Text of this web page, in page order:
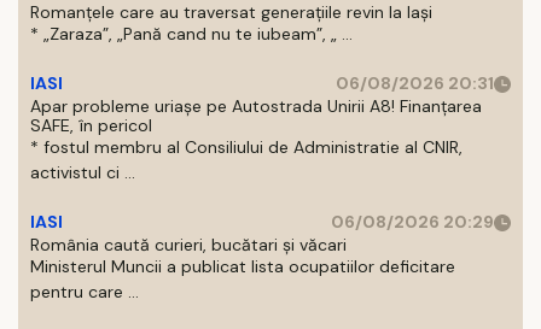
Romanțele care au traversat generațiile revin la Iași
* „Zaraza”, „Pană cand nu te iubeam”, „ ...
IASI
06/08/2026 20:31
Apar probleme uriașe pe Autostrada Unirii A8! Finanțarea
SAFE, în pericol
* fostul membru al Consiliului de Administratie al CNIR,
activistul ci ...
IASI
06/08/2026 20:29
România caută curieri, bucătari și văcari
Ministerul Muncii a publicat lista ocupatiilor deficitare
pentru care ...